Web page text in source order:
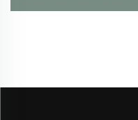
Saco Ecológico